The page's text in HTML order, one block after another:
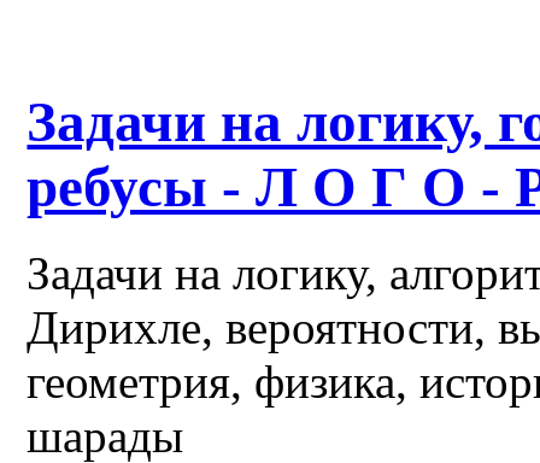
Задачи на логику,
ребусы - Л О Г О -
Задачи на логику,
Дирихле, вероятности,
геометрия, физика,
шарады